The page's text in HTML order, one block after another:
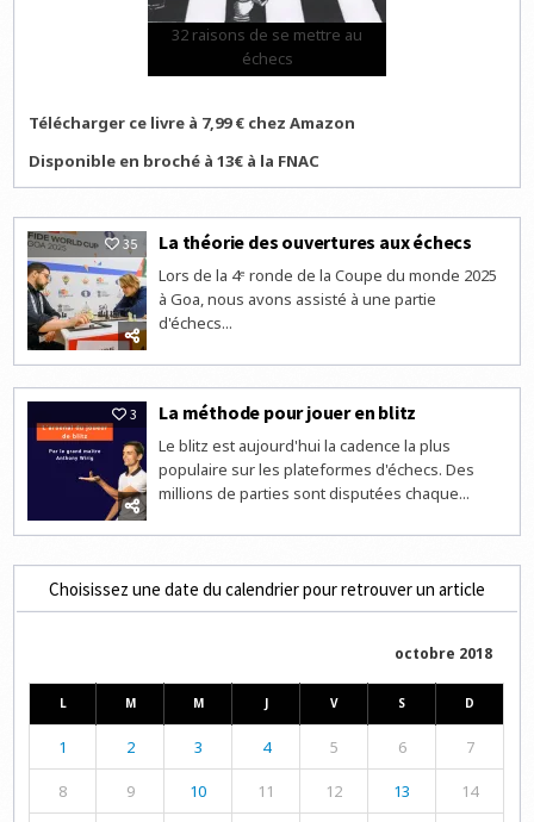
32 raisons de se mettre au
échecs
Télécharger ce livre à 7,99 € chez Amazon
Disponible en broché à 13€ à la FNAC
35 La théorie des ouvertures aux échecs
Lors de la 4ᵉ ronde de la Coupe du monde 2025
à Goa, nous avons assisté à une partie
d'échecs...
3 La méthode pour jouer en blitz
Le blitz est aujourd'hui la cadence la plus
populaire sur les plateformes d'échecs. Des
millions de parties sont disputées chaque...
Choisissez une date du calendrier pour retrouver un article
octobre 2018
L M M J V S D
1 2 3 4 5 6 7
8 9 10 11 12 13 14